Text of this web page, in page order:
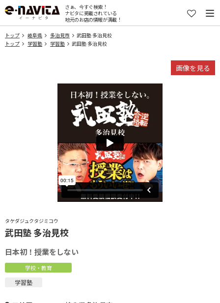
さぁ、今すぐ検索！
ナビタに掲載されている
地元のお店の情報が満載！
トップ 岐阜県 多治見市
武田塾 多治見校
トップ
学習塾 学習塾 武田塾 多治見校
タケダジュクタジミコウ
武田塾 多治見校
日本初！授業をしない
学校・教育
学習塾
画像を見る